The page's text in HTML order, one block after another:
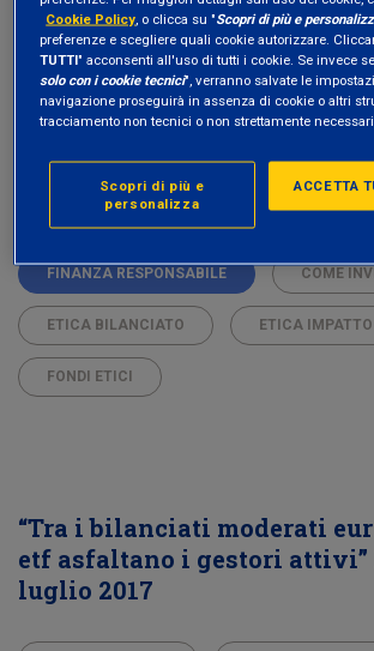
FINANZA RESPONSABILE COME
ETICA BILANCIATO ETICA
FONDI ETICI
“Tra i bilanciati moderati
etf asfaltano i gestori attivi”
luglio 2017
Cookie Policy, o clicca su "Scopri di più e
preferenze e scegliere quali cookie autorizzare.
TUTTI" acconsenti all'uso di tutti i cookie. Se invece
solo con i cookie tecnici", verranno salvate le
navigazione proseguirà in assenza di cookie o altri
tracciamento non tecnici o non strettamente
ACCETTA
Scopri di più e
personalizza